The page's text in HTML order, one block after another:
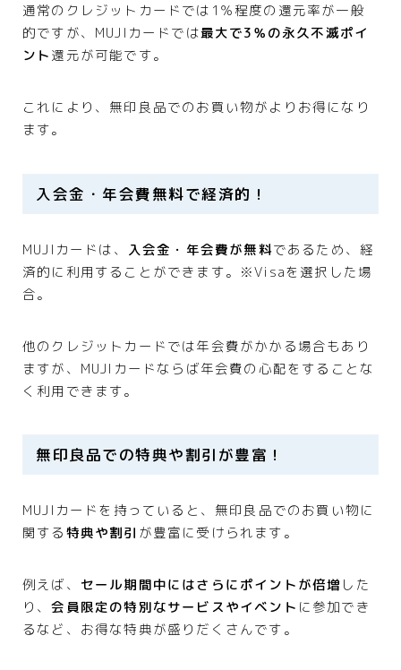
通常のクレジットカードでは1％程度の還元率が一般
的ですが、MUJIカードでは最大で3％の永久不滅ポイ
ント還元が可能です。
これにより、無印良品でのお買い物がよりお得になり
ます。
入会金・年会費無料で経済的！
MUJIカードは、 入会金・年会費が無料であるため、経
済的に利用することができます。※Visaを選択した場
合。
他のクレジットカードでは年会費がかかる場合もあり
ますが、MUJIカードならば年会費の心配をすることな
く利用できます。
無印良品での特典や割引が豊富！
MUJIカードを持っていると、無印良品でのお買い物に
関する特典や割引 が豊富に受けられます。
例えば、 セール期間中にはさらにポイントが倍増 した
り、会員限定の特別なサービスやイベント に参加でき
るなど、お得な特典が盛りだくさんです。